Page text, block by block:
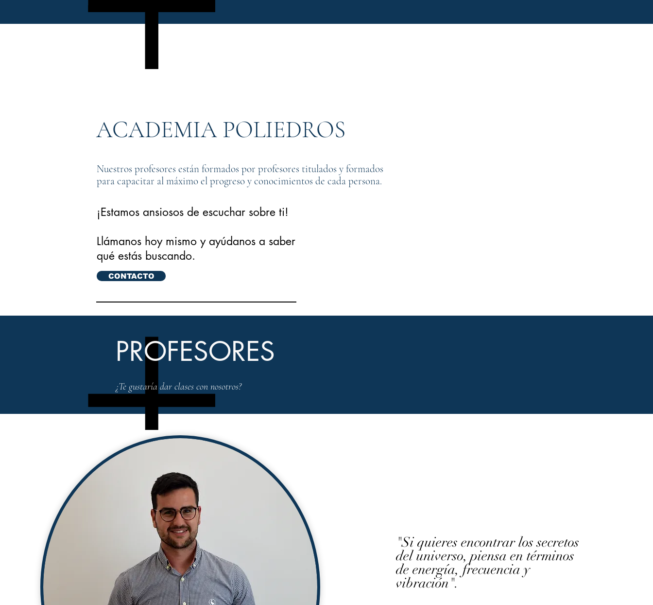
ACADEMIA POLIEDROS
Nuestros profesores están formados por profesores titulados y formados
para capacitar al máximo el progreso y conocimientos de cada persona.
¡Estamos ansiosos de escuchar sobre ti!
Llámanos hoy mismo y ayúdanos a saber
qué estás buscando.
CONTACTO
PROFESORES
¿Te gustaría dar clases con nosotros?
"Si quieres encontrar los secretos
del universo, piensa en términos
de energía, frecuencia y
vibración".